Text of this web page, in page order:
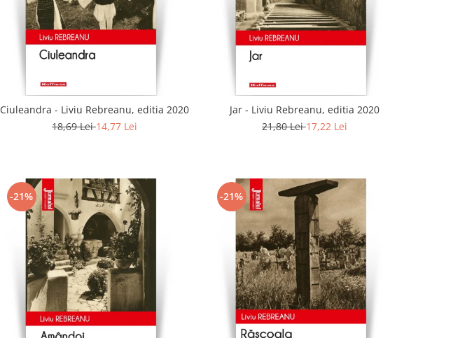
Ciuleandra - Liviu Rebreanu, editia 2020
18,69 Lei14,77 Lei
Jar - Liviu Rebreanu, editia 2020
21,80 Lei17,22 Lei
-21% -21%